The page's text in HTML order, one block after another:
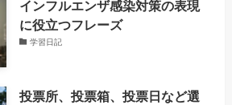
インフルエンザ感染対策の表現
に役立つフレーズ
学習日記
投票所、投票箱、投票日など選